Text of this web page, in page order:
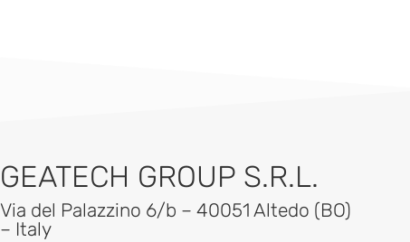
GEATECH GROUP S.R.L.
Via del Palazzino 6/b – 40051 Altedo (BO)
– Italy